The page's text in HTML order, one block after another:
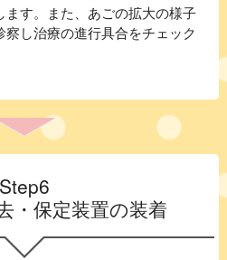
す。また、あごの拡大の様子
し治療の進行具合をチェック
Step6
・保定装置の装着